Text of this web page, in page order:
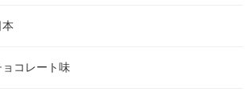
本
ョコレート味